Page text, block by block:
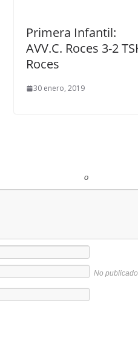
Primera Infantil:
AVV.C. Roces 3-2
Roces
30 enero, 2019
o
No publicado